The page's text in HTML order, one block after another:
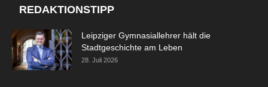
REDAKTIONSTIPP
Leipziger Gymnasiallehrer hält die
Stadtgeschichte am Leben
28. Juli 2026